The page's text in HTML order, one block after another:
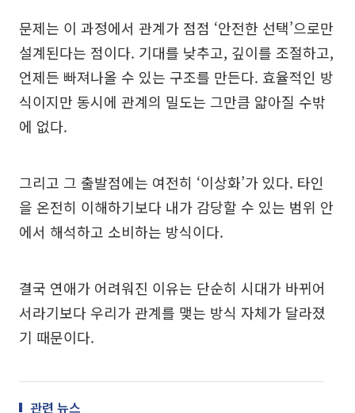
문제는 이 과정에서 관계가 점점 ‘안전한 선택’으로만
설계된다는 점이다. 기대를 낮추고, 깊이를 조절하고,
언제든 빠져나올 수 있는 구조를 만든다. 효율적인 방
식이지만 동시에 관계의 밀도는 그만큼 얇아질 수밖
에 없다.
그리고 그 출발점에는 여전히 ‘이상화’가 있다. 타인
을 온전히 이해하기보다 내가 감당할 수 있는 범위 안
에서 해석하고 소비하는 방식이다.
결국 연애가 어려워진 이유는 단순히 시대가 바뀌어
서라기보다 우리가 관계를 맺는 방식 자체가 달라졌
기 때문이다.
관련 뉴스